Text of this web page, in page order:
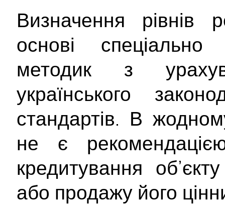
Визначення рівнів
основі спеціально
методик з
українського
стандартів. В
не є
кредитування
або продажу його